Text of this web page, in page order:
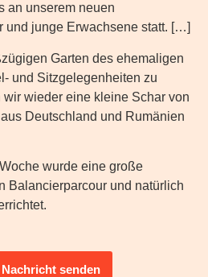
an unserem neuen
und junge Erwachsene statt. […]
Garten des ehemaligen
und Sitzgelegenheiten zu
wieder eine kleine Schar von
Deutschland und Rumänien
wurde eine große
Balancierparcour und natürlich
Nachricht senden